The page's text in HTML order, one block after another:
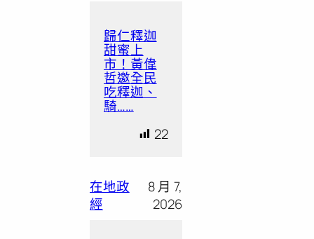
歸仁釋迦
甜蜜上
市！黃偉
哲邀全民
吃釋迦、
騎……
22
在地政
經
8 月 7,
2026